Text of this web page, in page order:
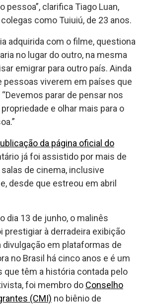
pessoa”, clarifica Tiago Luan,
como Tuiuiú, de 23 anos.
adquirida com o filme, questiona
no lugar do outro, na mesma
emigrar para outro país. Ainda
pessoas viverem em países que
parar de pensar nos
e olhar mais para o
da página oficial do
já foi assistido por mais de
de cinema, inclusive
desde que estreou em abril
dia 13 de junho, o malinês
prestigiar à derradeira exibição
divulgação em plataformas de
no Brasil há cinco anos e é um
que têm a história contada pelo
foi membro do Conselho
(CMI) no biênio de